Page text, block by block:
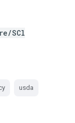
SCl
usda